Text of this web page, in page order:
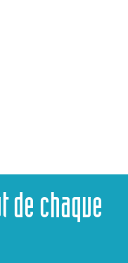
de chaque